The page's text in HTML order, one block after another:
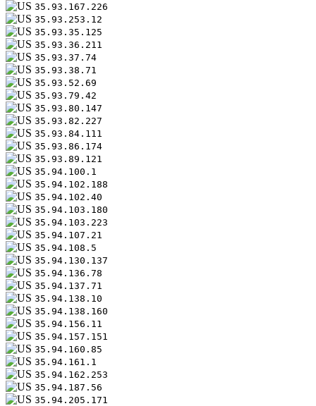
35.93.167.226
35.93.253.12
35.93.35.125
35.93.36.211
35.93.37.74
35.93.38.71
35.93.52.69
35.93.79.42
35.93.80.147
35.93.82.227
35.93.84.111
35.93.86.174
35.93.89.121
35.94.100.1
35.94.102.188
35.94.102.40
35.94.103.180
35.94.103.223
35.94.107.21
35.94.108.5
35.94.130.137
35.94.136.78
35.94.137.71
35.94.138.10
35.94.138.160
35.94.156.11
35.94.157.151
35.94.160.85
35.94.161.1
35.94.162.253
35.94.187.56
35.94.205.171